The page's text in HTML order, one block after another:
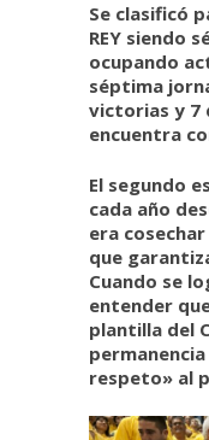
Se clasificó
REY siendo
ocupando
séptima
victorias y 7
encuentra
El segundo
cada año
era
que
Cuando se
entender
plantilla del
respeto» al